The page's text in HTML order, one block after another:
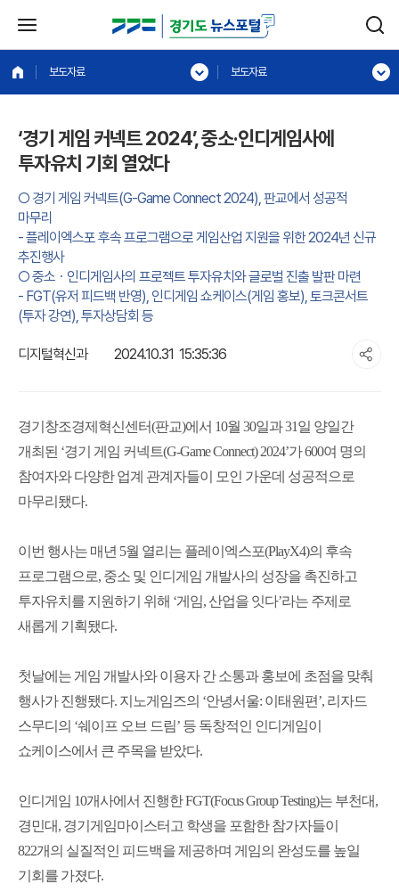
보도자료 보도자료
‘경기 게임 커넥트 2024’, 중소·인디게임사에
투자유치 기회 열었다
○ 경기 게임 커넥트(G-Game Connect 2024), 판교에서 성공적
마무리
- 플레이엑스포 후속 프로그램으로 게임산업 지원을 위한 2024년 신규
추진행사
○ 중소ㆍ인디게임사의 프로젝트 투자유치와 글로벌 진출 발판 마련
- FGT(유저 피드백 반영), 인디게임 쇼케이스(게임 홍보), 토크콘서트
(투자 강연), 투자상담회 등
디지털혁신과 2024.10.31 15:35:36
경기창조경제혁신센터(판교)에서 10월 30일과 31일 양일간
개최된 ‘경기 게임 커넥트(G-Game Connect) 2024’가 600여 명의
참여자와 다양한 업계 관계자들이 모인 가운데 성공적으로
마무리됐다.
이번 행사는 매년 5월 열리는 플레이엑스포(PlayX4)의 후속
프로그램으로, 중소 및 인디게임 개발사의 성장을 촉진하고
투자유치를 지원하기 위해 ‘게임, 산업을 잇다’라는 주제로
새롭게 기획됐다.
첫날에는 게임 개발사와 이용자 간 소통과 홍보에 초점을 맞춰
행사가 진행됐다. 지노게임즈의 ‘안녕서울: 이태원편’, 리자드
스무디의 ‘쉐이프 오브 드림’ 등 독창적인 인디게임이
쇼케이스에서 큰 주목을 받았다.
인디게임 10개사에서 진행한 FGT(Focus Group Testing)는 부천대,
경민대, 경기게임마이스터고 학생을 포함한 참가자들이
822개의 실질적인 피드백을 제공하며 게임의 완성도를 높일
기회를 가졌다.